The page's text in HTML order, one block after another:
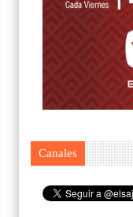
Canales